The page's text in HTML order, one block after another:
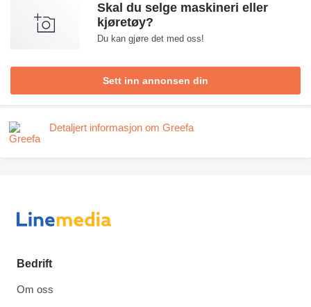
Skal du selge maskineri eller
kjøretøy?
Du kan gjøre det med oss!
Sett inn annonsen din
Detaljert informasjon om Greefa
Bedrift
Om oss